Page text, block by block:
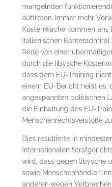
mangelnden
auftreten. Immer mehr
Küstenwache kommen ans
italienischen Konteradmiral
Rede von einer
durch die libysche
dass dem EU-Training
einem EU-Bericht heißt es,
angespannten politischen
die Einhaltung des EU-
Menschenrechtsverstöße
Dies resultierte in
Internationalen
wird, dass gegen libysche
sowie
anderen wegen